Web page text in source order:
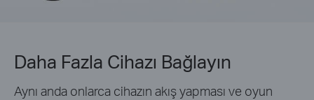
Daha Fazla Cihazı Bağlayın
Aynı anda onlarca cihazın akış yapması ve oyun